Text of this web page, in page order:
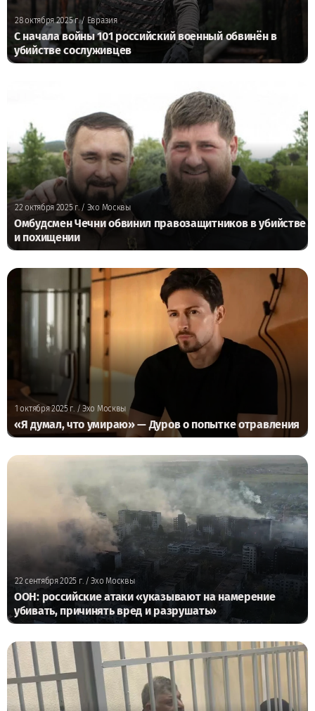
28 октября 2025 г./ Евразия
С начала войны 101 российский военный обвинён в
убийстве сослуживцев
22 октября 2025 г./ Эхо Москвы
Омбудсмен Чечни обвинил правозащитников в убийстве
и похищении
1 октября 2025 г. / Эхо Москвы
«Я думал, что умираю» — Дуров о попытке отравления
22 сентября 2025 г./ Эхо Москвы
ООН: российские атаки «указывают на намерение
убивать, причинять вред и разрушать»